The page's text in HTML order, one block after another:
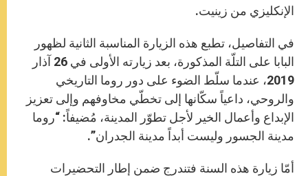
الإنكليزي من زينيت.
في التفاصيل، تطبع هذه الزيارة المناسبة الثانية لظهور
البابا على التلّة المذكورة، بعد زيارته الأولى في 26 آذار
2019، عندما سلّط الضوء على دور روما التاريخي
والروحي، داعياً سكّانها إلى تخطّي مخاوفهم وإلى تعزيز
الإبداع وأعمال الخير لأجل تطوّر المدينة، مُضيفاً: “روما
مدينة الجسور وليست أبداً مدينة الجدران”.
أمّا زيارة هذه السنة فتندرج ضمن إطار التحضيرات